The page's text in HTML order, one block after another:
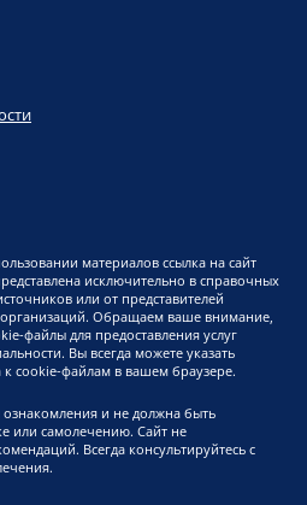
материалов ссылка на сайт
исключительно в справочных
или от представителей
Обращаем ваше внимание,
файлы для предоставления услуг
Вы всегда можете указать
к cookie-файлам в вашем браузере.
и не должна быть
или самолечению. Сайт не
Всегда консультируйтесь с